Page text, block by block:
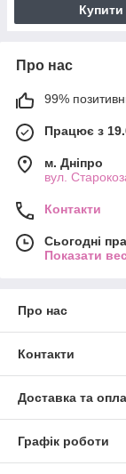
Купити
Про нас
99%
Працює з
м. Дніпро
вул.
Контакти
Сьогодні
Показати
Про нас
Контакти
Доставка та
Графік роботи